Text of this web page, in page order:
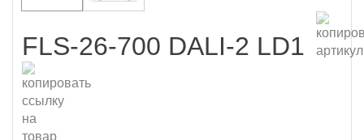
FLS-26-700 DALI-2 LD1